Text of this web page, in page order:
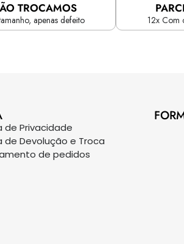
TROCAMOS
apenas defeito 12x Com
de Privacidade
de Devolução e Troca
de pedidos